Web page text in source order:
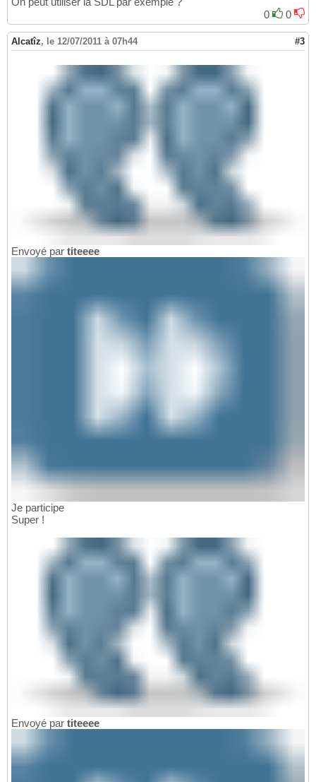
0
0
Alcatîz, le 12/07/2011 à 07h44 #3
Envoyé par titeeee
Je participe
Super !
Envoyé par titeeee